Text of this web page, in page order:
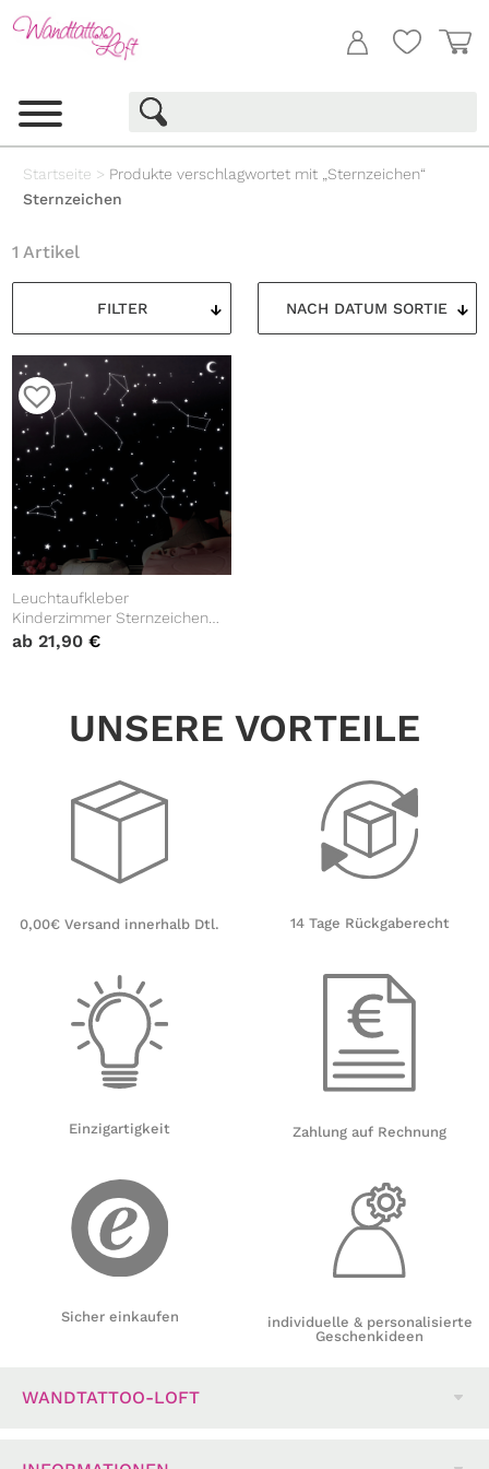
Startseite > Produkte verschlagwortet mit „Sternzeichen“
Sternzeichen
FILTER
1 Artikel
Leuchtaufkleber
Kinderzimmer Sternzeichen
leuchtend, Wanddekoration
ab21,90€
UNSERE VORTEILE
0,00€ Versand innerhalb Dtl.
Einzigartigkeit
Sicher einkaufen
14 Tage Rückgaberecht
Zahlung auf Rechnung
individuelle & personalisierte
Geschenkideen
WANDTATTOO-LOFT